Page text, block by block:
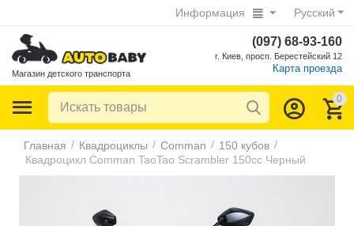
Русский
Информация
Магазин детского транспорта
(097) 68-93-160
г. Киев, просп. Берестейский 12
Карта проезда
0
Главная / Квадроциклы / Comman / 150 кубов /
Квадроцикл Comman TaoTao Scrambler 150cc Черный